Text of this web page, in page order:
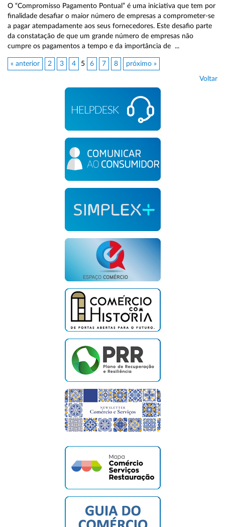
O “Compromisso Pagamento Pontual” é uma iniciativa que tem por
finalidade desafiar o maior número de empresas a comprometer-se
a pagar atempadamente aos seus fornecedores. Este desafio parte
da constatação de que um grande número de empresas não
cumpre os pagamentos a tempo e da importância de ...
« anterior 2 3 4 5 6 7 8 próximo »
Voltar